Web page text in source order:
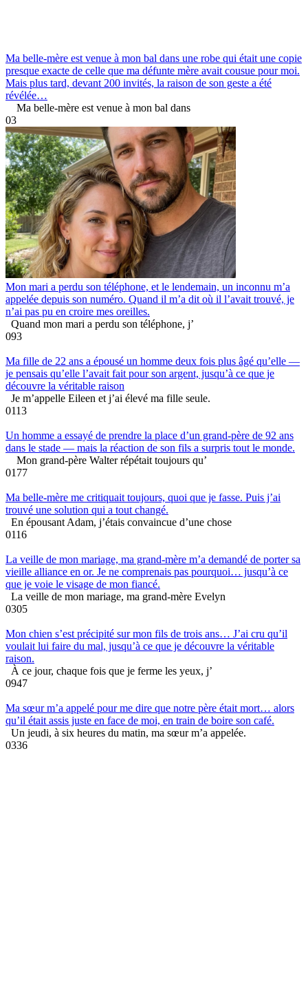
Ma belle-mère est venue à mon bal dans une robe qui était une copie
presque exacte de celle que ma défunte mère avait cousue pour moi.
Mais plus tard, devant 200 invités, la raison de son geste a été
révélée…
Ma belle-mère est venue à mon bal dans
03
Mon mari a perdu son téléphone, et le lendemain, un inconnu m’a
appelée depuis son numéro. Quand il m’a dit où il l’avait trouvé, je
n’ai pas pu en croire mes oreilles.
Quand mon mari a perdu son téléphone, j’
093
Ma fille de 22 ans a épousé un homme deux fois plus âgé qu’elle —
je pensais qu’elle l’avait fait pour son argent, jusqu’à ce que je
découvre la véritable raison
Je m’appelle Eileen et j’ai élevé ma fille seule.
0113
Un homme a essayé de prendre la place d’un grand-père de 92 ans
dans le stade — mais la réaction de son fils a surpris tout le monde.
Mon grand-père Walter répétait toujours qu’
0177
Ma belle-mère me critiquait toujours, quoi que je fasse. Puis j’ai
trouvé une solution qui a tout changé.
En épousant Adam, j’étais convaincue d’une chose
0116
La veille de mon mariage, ma grand-mère m’a demandé de porter sa
vieille alliance en or. Je ne comprenais pas pourquoi… jusqu’à ce
que je voie le visage de mon fiancé.
La veille de mon mariage, ma grand-mère Evelyn
0305
Mon chien s’est précipité sur mon fils de trois ans… J’ai cru qu’il
voulait lui faire du mal, jusqu’à ce que je découvre la véritable
raison.
À ce jour, chaque fois que je ferme les yeux, j’
0947
Ma sœur m’a appelé pour me dire que notre père était mort… alors
qu’il était assis juste en face de moi, en train de boire son café.
Un jeudi, à six heures du matin, ma sœur m’a appelée.
0336